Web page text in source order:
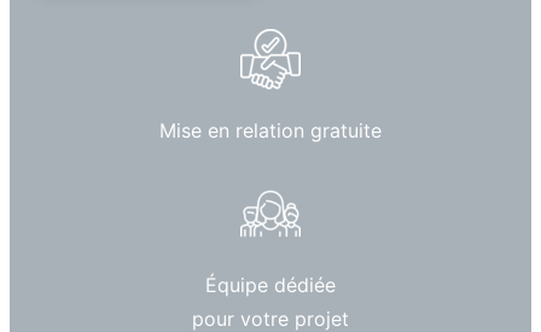
Mise en relation gratuite
Équipe dédiée
pour votre projet